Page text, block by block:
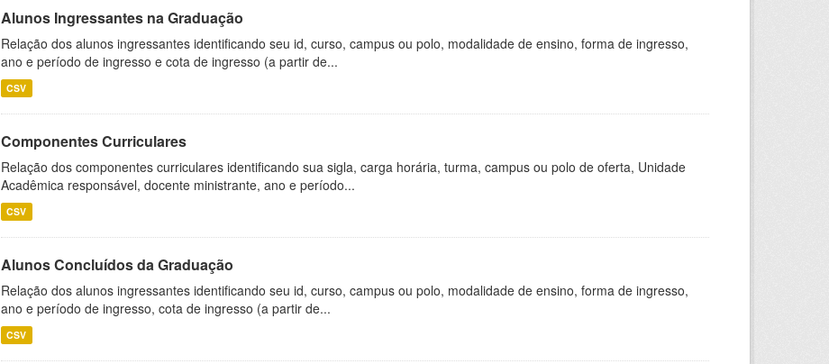
Alunos Ingressantes na Graduação
Relação dos alunos ingressantes identificando seu id, curso, campus ou polo, modalidade de ensino, forma de ingresso,
ano e período de ingresso e cota de ingresso (a partir de...
CSV
Componentes Curriculares
Relação dos componentes curriculares identificando sua sigla, carga horária, turma, campus ou polo de oferta, Unidade
Acadêmica responsável, docente ministrante, ano e período...
CSV
Alunos Concluídos da Graduação
Relação dos alunos ingressantes identificando seu id, curso, campus ou polo, modalidade de ensino, forma de ingresso,
ano e período de ingresso, cota de ingresso (a partir de...
CSV